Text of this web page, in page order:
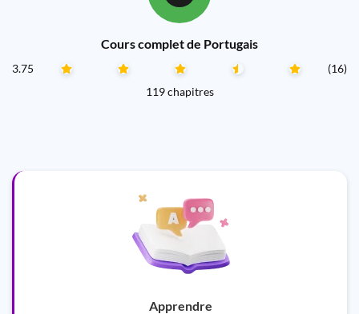
Cours complet de Portugais
3.75
(16)
119 chapitres
Apprendre